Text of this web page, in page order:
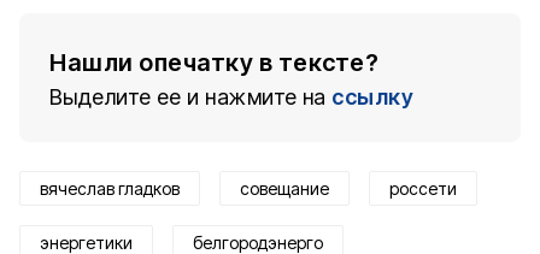
Нашли опечатку в тексте?
Выделите ее и нажмите на ссылку
вячеслав гладков совещание россети
энергетики белгородэнерго